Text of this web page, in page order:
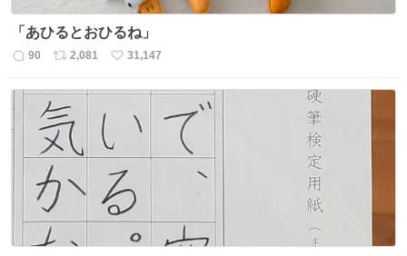
「あひるとおひるね」
返
90
リ
ト
数
2,081
い
31,147